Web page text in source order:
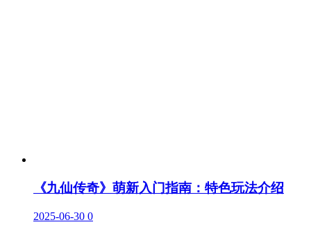
《九仙传奇》萌新入门指南：特色玩法介绍
2025-06-30 0